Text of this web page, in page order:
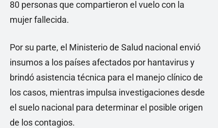
80 personas que compartieron el vuelo con la
mujer fallecida.
Por su parte, el Ministerio de Salud nacional envió
insumos a los países afectados por hantavirus y
brindó asistencia técnica para el manejo clínico de
los casos, mientras impulsa investigaciones desde
el suelo nacional para determinar el posible origen
de los contagios.